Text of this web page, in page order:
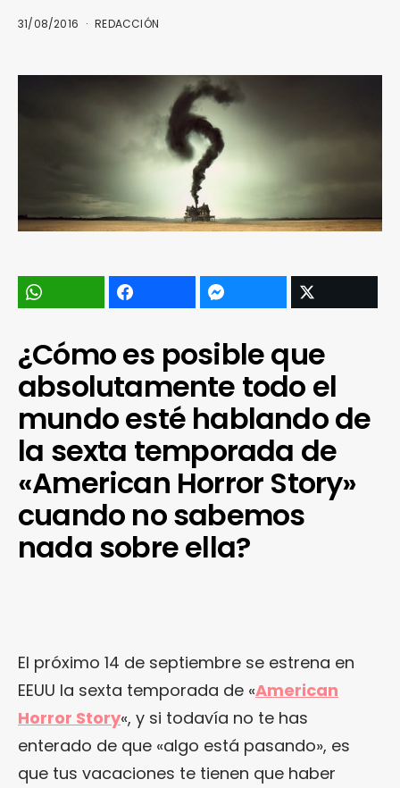
31/08/2016 REDACCIÓN
¿Cómo es posible que
absolutamente todo el
mundo esté hablando de
la sexta temporada de
«American Horror Story»
cuando no sabemos
nada sobre ella?
El próximo 14 de septiembre se estrena en
EEUU la sexta temporada de «American
Horror Story«, y si todavía no te has
enterado de que «algo está pasando», es
que tus vacaciones te tienen que haber